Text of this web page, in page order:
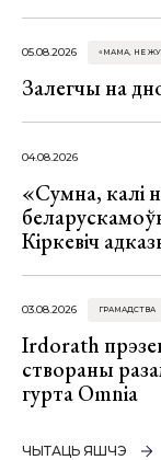
05.08.2026 «МАМА, НЕ
Залегчы на
04.08.2026
«Сумна, калі
Кіркевіч
03.08.2026 ГРАМАДСТВА
Irdorath
створаны
гурта Omnia
ЧЫТАЦЬ ЯШЧЭ